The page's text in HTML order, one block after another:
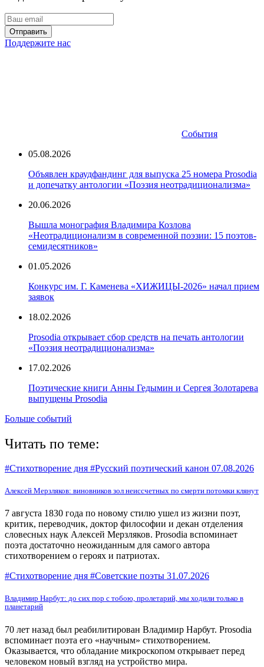
Отправить
Поддержите нас
События
05.08.2026
Объявлен краудфандинг для выпуска 25 номера Prosodia
и допечатку антологии «Поэзия неотрадиционализма»
20.06.2026
Вышла монография Владимира Козлова
«Неотрадиционализм в современной поэзии: 15 поэтов-
семидесятников»
01.05.2026
Конкурс им. Г. Каменева «ХИЖИЦЫ-2026» начал прием
заявок
18.02.2026
Prosodia открывает сбор средств на печать антологии
«Поэзия неотрадиционализма»
17.02.2026
Поэтические книги Анны Гедымин и Сергея Золотарева
выпущены Prosodia
Больше событий
Читать по теме:
#Стихотворение дня #Русский поэтический канон 07.08.2026
Алексей Мерзляков: виновников зол неиссчетных по смерти потомки клянут
7 августа 1830 года по новому стилю ушел из жизни поэт,
критик, переводчик, доктор философии и декан отделения
словесных наук Алексей Мерзляков. Prosodia вспоминает
поэта достаточно неожиданным для самого автора
стихотворением о героях и патриотах.
#Стихотворение дня #Советские поэты 31.07.2026
Владимир Нарбут: до сих пор с тобою, пролетарий, мы ходили только в
планетарий
70 лет назад был реабилитирован Владимир Нарбут. Prоsodia
вспоминает поэта его «научным» стихотворением.
Оказывается, что обладание микроскопом открывает перед
человеком новый взгляд на устройство мира.